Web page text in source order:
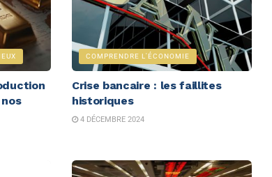
COMPRENDRE L'ÉCONOMIE
Crise bancaire : les faillites
historiques
4 DÉCEMBRE 2024